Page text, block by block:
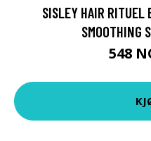
SISLEY HAIR RITUEL
SMOOTHING
548